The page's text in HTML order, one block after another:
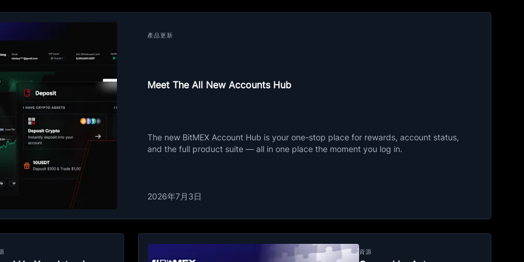
產品更新
Meet The All New Accounts Hub
The new BitMEX Account Hub is your one-stop place for rewards, account status,
and the full product suite — all in one place the moment you log in.
2026年7月3日
資源